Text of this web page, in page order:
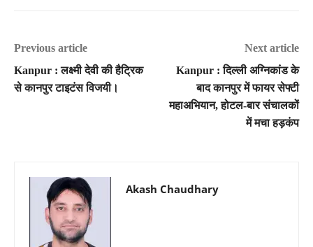
Previous article
Kanpur : लक्ष्मी देवी की हैट्रिक
से कानपुर टाइटंस विजयी।
Next article
Kanpur : दिल्ली अग्निकांड के
बाद कानपुर में फायर सेफ्टी
महाअभियान, होटल-बार संचालकों
में मचा हड़कंप
Akash Chaudhary